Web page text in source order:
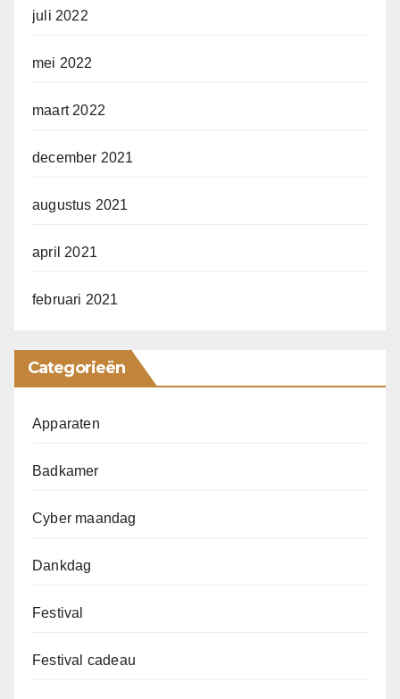
juli 2022
mei 2022
maart 2022
december 2021
augustus 2021
april 2021
februari 2021
Categorieën
Apparaten
Badkamer
Cyber maandag
Dankdag
Festival
Festival cadeau